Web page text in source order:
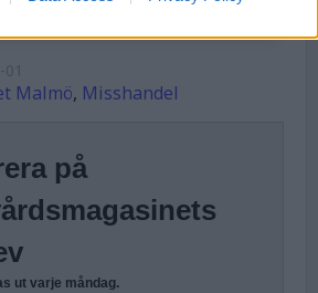
Malmö, Misshandel
på
ut varje måndag.